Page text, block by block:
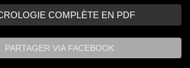
PARTAGER VIA FACEBOOK